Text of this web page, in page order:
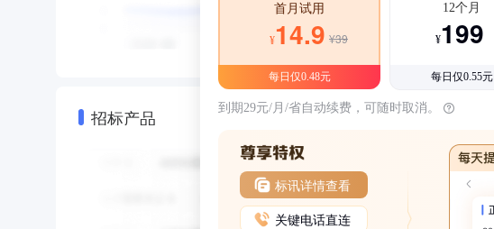
招标产品
首月试用
¥14.9 ¥39
每日仅0.48元
12个月
¥199
每日仅0.55元
到期29元/月/省自动续费，可随时取消。
标讯详情查看
关键电话直连